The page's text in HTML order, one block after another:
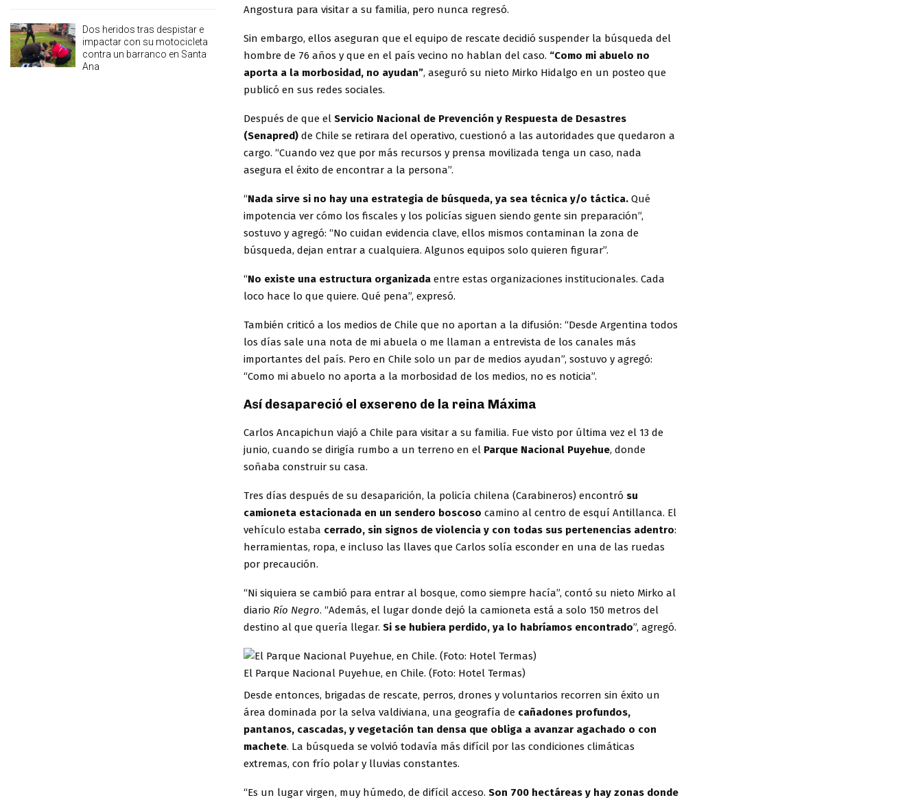
Angostura para visitar a su familia, pero nunca regresó.
Sin embargo, ellos aseguran que el equipo de rescate decidió suspender la búsqueda del
hombre de 76 años y que en el país vecino no hablan del caso. “Como mi abuelo no
aporta a la morbosidad, no ayudan”, aseguró su nieto Mirko Hidalgo en un posteo que
publicó en sus redes sociales.
Después de que el Servicio Nacional de Prevención y Respuesta de Desastres
(Senapred) de Chile se retirara del operativo, cuestionó a las autoridades que quedaron a
cargo. “Cuando vez que por más recursos y prensa movilizada tenga un caso, nada
asegura el éxito de encontrar a la persona”.
“Nada sirve si no hay una estrategia de búsqueda, ya sea técnica y/o táctica. Qué
impotencia ver cómo los fiscales y los policías siguen siendo gente sin preparación”,
sostuvo y agregó: “No cuidan evidencia clave, ellos mismos contaminan la zona de
búsqueda, dejan entrar a cualquiera. Algunos equipos solo quieren figurar”.
“No existe una estructura organizada entre estas organizaciones institucionales. Cada
loco hace lo que quiere. Qué pena”, expresó.
También criticó a los medios de Chile que no aportan a la difusión: “Desde Argentina todos
los días sale una nota de mi abuela o me llaman a entrevista de los canales más
importantes del país. Pero en Chile solo un par de medios ayudan”, sostuvo y agregó:
“Como mi abuelo no aporta a la morbosidad de los medios, no es noticia”.
Así desapareció el exsereno de la reina Máxima
Carlos Ancapichun viajó a Chile para visitar a su familia. Fue visto por última vez el 13 de
junio, cuando se dirigía rumbo a un terreno en el Parque Nacional Puyehue, donde
soñaba construir su casa.
Tres días después de su desaparición, la policía chilena (Carabineros) encontró su
camioneta estacionada en un sendero boscoso camino al centro de esquí Antillanca. El
vehículo estaba cerrado, sin signos de violencia y con todas sus pertenencias adentro:
herramientas, ropa, e incluso las llaves que Carlos solía esconder en una de las ruedas
por precaución.
“Ni siquiera se cambió para entrar al bosque, como siempre hacía”, contó su nieto Mirko al
diario Río Negro. “Además, el lugar donde dejó la camioneta está a solo 150 metros del
destino al que quería llegar. Si se hubiera perdido, ya lo habríamos encontrado”, agregó.
El Parque Nacional Puyehue, en Chile. (Foto: Hotel Termas)
Desde entonces, brigadas de rescate, perros, drones y voluntarios recorren sin éxito un
área dominada por la selva valdiviana, una geografía de cañadones profundos,
pantanos, cascadas, y vegetación tan densa que obliga a avanzar agachado o con
machete. La búsqueda se volvió todavía más difícil por las condiciones climáticas
extremas, con frío polar y lluvias constantes.
“Es un lugar virgen, muy húmedo, de difícil acceso. Son 700 hectáreas y hay zonas donde
Dos heridos tras despistar e
impactar con su motocicleta
contra un barranco en Santa
Ana